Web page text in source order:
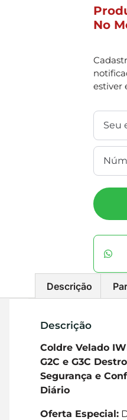
No
estiver
Descrição
Descrição
Coldre Velado
G2C e G3C
Segurança e
Diário
Oferta Especial: